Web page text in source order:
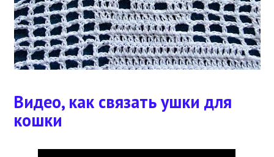
Видео, как связать ушки для
кошки